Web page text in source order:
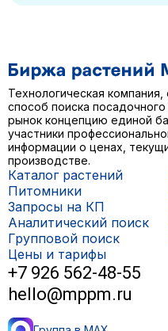
Технологическая
способ поиска
рынок концепцию единой
участники
информации о ценах,
производстве.
Каталог растений
Питомники
Запросы на КП
Аналитический поиск
Групповой поиск
Цены и тарифы
+7 926 562-48-55
hello@mppm.ru